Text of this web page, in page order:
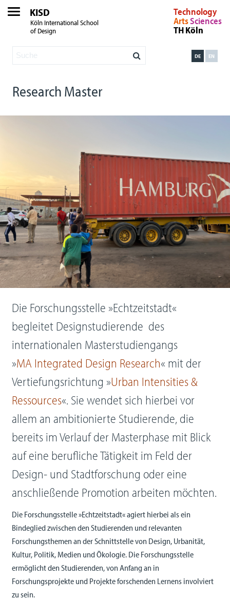
KISD
Köln International School
of Design
Technology
ArtsSciences
TH Köln
EN
DE
Research Master
Die Forschungsstelle »Echtzeitstadt«
begleitet Designstudierende des
internationalen Masterstudiengangs
»MA Integrated Design Research« mit der
Vertiefungsrichtung »Urban Intensities &
Ressources«. Sie wendet sich hierbei vor
allem an ambitionierte Studierende, die
bereits im Verlauf der Masterphase mit Blick
auf eine berufliche Tätigkeit im Feld der
Design- und Stadtforschung oder eine
anschließende Promotion arbeiten möchten.
Die Forschungsstelle »Echtzeitstadt« agiert hierbei als ein
Bindeglied zwischen den Studierenden und relevanten
Forschungsthemen an der Schnittstelle von Design, Urbanität,
Kultur, Politik, Medien und Ökologie. Die Forschungsstelle
ermöglicht den Studierenden, von Anfang an in
Forschungsprojekte und Projekte forschenden Lernens involviert
zu sein.